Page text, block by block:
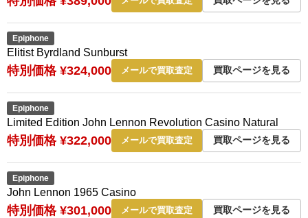
Epiphone
Elitist Byrdland Sunburst
特別価格 ¥324,000 メールで買取査定 買取ページを見る
Epiphone
Limited Edition John Lennon Revolution Casino Natural
特別価格 ¥322,000 メールで買取査定 買取ページを見る
Epiphone
John Lennon 1965 Casino
特別価格 ¥301,000 メールで買取査定 買取ページを見る